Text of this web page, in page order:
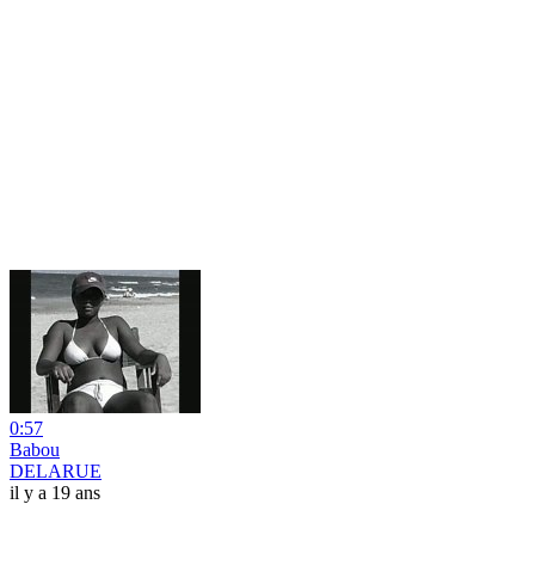
0:57
Babou
DELARUE
il y a 19 ans